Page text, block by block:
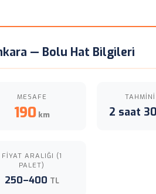
— Bolu Hat Bilgileri
MESAFE
190 km 2 saat
FIYAT ARALIĞI (1
PALET)
250–400 TL